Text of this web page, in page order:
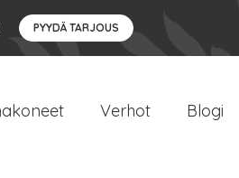
PYYDÄ TARJOUS
Verhot Blogi